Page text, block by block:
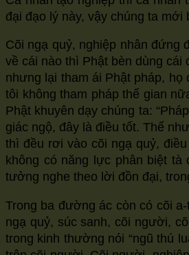
đại đạo lý này, vậy chúng ta
Cõi ngạ quỷ, nghiệp nhân đứng
về cái nào thì Phật bèn dùng cái
nhưng lại tham ái Phật pháp,
tôi không tham pháp thế gian
Phật khuyên dạy chúng ta:
giác ngộ, đây là điều tốt. Thế
thì đều rơi vào cõi ngạ quỷ,
không có năng lực phân biệt
tưởng nghe theo lời đồn đại,
Trong ba đường ác còn có cõi
ngạ quỷ, súc sanh, cõi người,
trong kinh thường nói “ngũ thú